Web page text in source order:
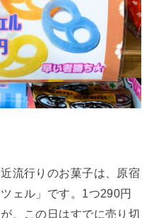
流行りのお菓子は、原宿
ェル」です。1つ290円
、この日はすでに売り切